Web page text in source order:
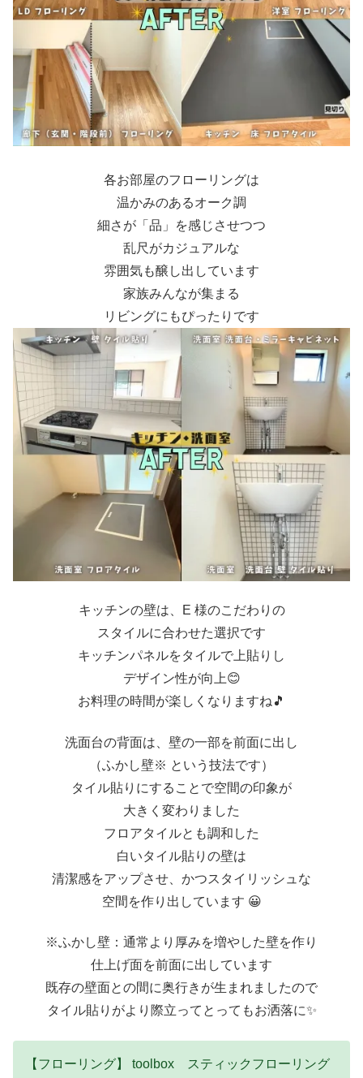
各お部屋のフローリングは
温かみのあるオーク調
細さが「品」を感じさせつつ
乱尺がカジュアルな
雰囲気も醸し出しています
家族みんなが集まる
リビングにもぴったりです
キッチンの壁は、E 様のこだわりの
スタイルに合わせた選択です
キッチンパネルをタイルで上貼りし
デザイン性が向上😊
お料理の時間が楽しくなりますね🎵
洗面台の背面は、壁の一部を前面に出し
（ふかし壁※ という技法です）
タイル貼りにすることで空間の印象が
大きく変わりました
フロアタイルとも調和した
白いタイル貼りの壁は
清潔感をアップさせ、かつスタイリッシュな
空間を作り出しています 😀
※ふかし壁：通常より厚みを増やした壁を作り
仕上げ面を前面に出しています
既存の壁面との間に奥行きが生まれましたので
タイル貼りがより際立ってとってもお洒落に✨
【フローリング】 toolbox スティックフローリング